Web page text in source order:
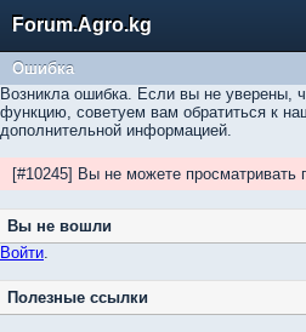
Forum.Agro.kg
Ошибка
Возникла ошибка. Если вы не уверены,
функцию, советуем вам обратиться к
дополнительной информацией.
[#10245] Вы не можете просматривать
Вы не вошли
Войти.
Полезные ссылки